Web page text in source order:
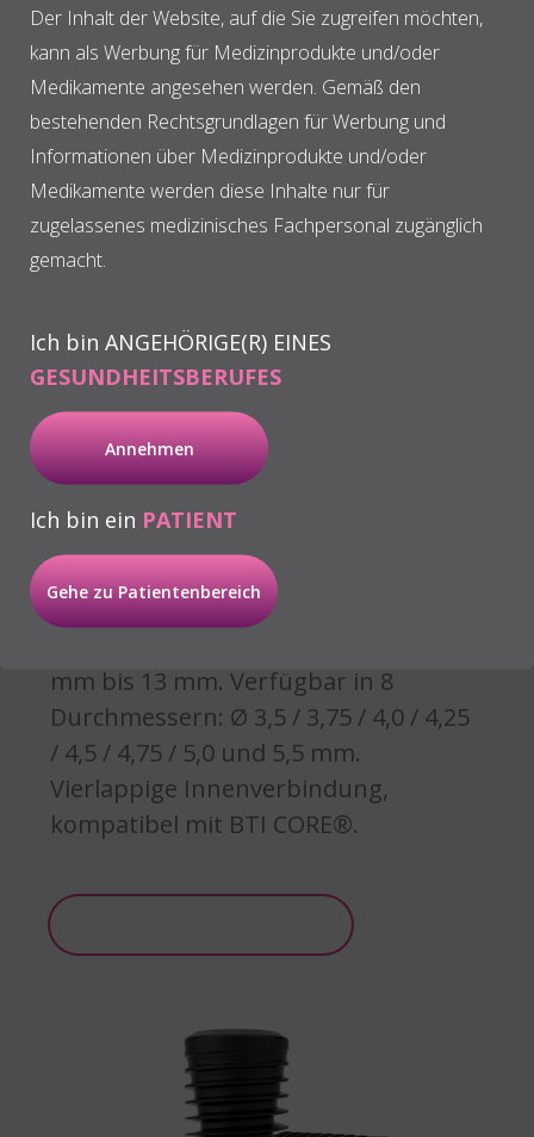
aller Indikationen.
Weitere Informationen
Das CORE-X® Implantat
mm bis 13 mm. Verfügbar in 8
Durchmessern: Ø 3,5 / 3,75 / 4,0 / 4,25
/ 4,5 / 4,75 / 5,0 und 5,5 mm.
Vierlappige Innenverbindung,
kompatibel mit BTI CORE®.
Der Inhalt der Website, auf die Sie zugreifen möchten,
kann als Werbung für Medizinprodukte und/oder
Medikamente angesehen werden. Gemäß den
bestehenden Rechtsgrundlagen für Werbung und
Informationen über Medizinprodukte und/oder
Medikamente werden diese Inhalte nur für
zugelassenes medizinisches Fachpersonal zugänglich
gemacht.
Ich bin ANGEHÖRIGE(R) EINES
GESUNDHEITSBERUFES
Annehmen
Ich bin ein PATIENT
Gehe zu Patientenbereich